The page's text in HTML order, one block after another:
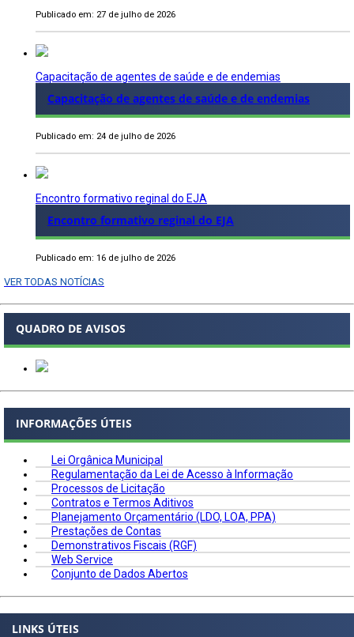
Publicado em: 27 de julho de 2026
Capacitação de agentes de saúde e de endemias
Capacitação de agentes de saúde e de endemias
Publicado em: 24 de julho de 2026
Encontro formativo reginal do EJA
Encontro formativo reginal do EJA
Publicado em: 16 de julho de 2026
VER TODAS NOTÍCIAS
QUADRO DE AVISOS
INFORMAÇÕES ÚTEIS
Lei Orgânica Municipal
Regulamentação da Lei de Acesso à Informação
Processos de Licitação
Contratos e Termos Aditivos
Planejamento Orçamentário (LDO, LOA, PPA)
Prestações de Contas
Demonstrativos Fiscais (RGF)
Web Service
Conjunto de Dados Abertos
LINKS ÚTEIS